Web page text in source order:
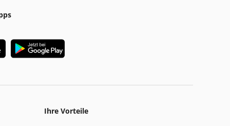
Ihre Vorteile